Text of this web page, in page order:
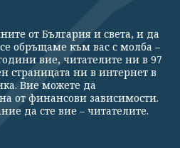
от България и света, и да
обръщаме към вас с молба –
вие, читателите ни в 97
страницата ни в интернет в
Вие можете да
от финансови зависимости.
да сте вие – читателите.